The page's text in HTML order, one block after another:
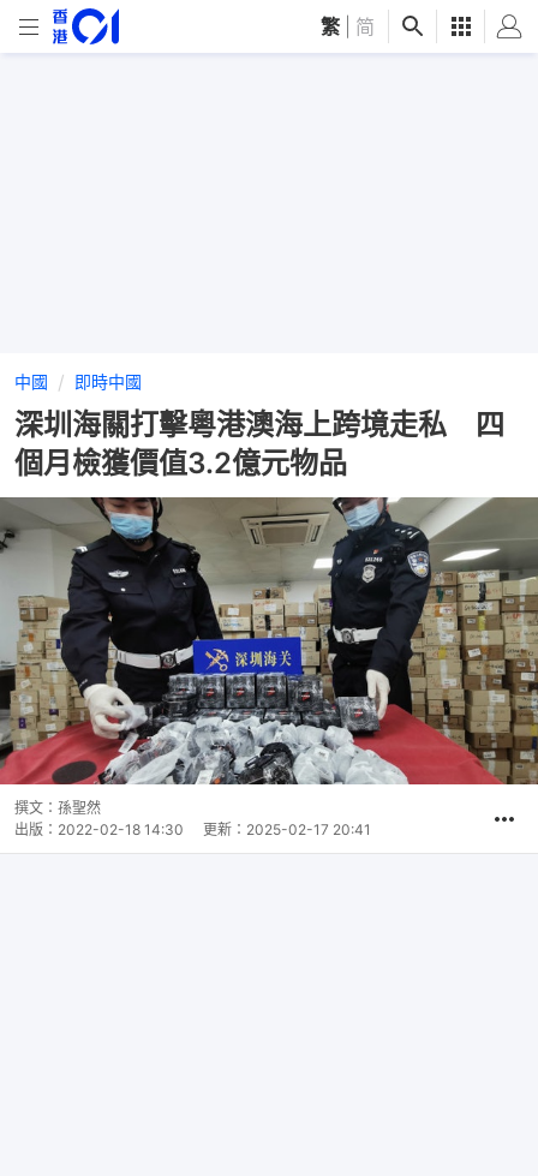
繁 简
中國 即時中國
深圳海關打擊粵港澳海上跨境走私 四
個月檢獲價值3.2億元物品
撰文： 孫聖然
出版： 2022-02-18 14:30 更新： 2025-02-17 20:41